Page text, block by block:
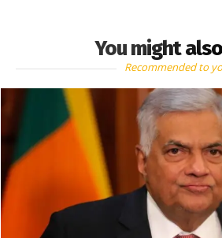
You might
Recommended to